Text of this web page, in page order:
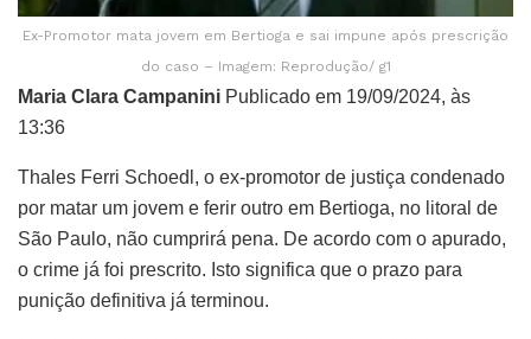
Ex-Promotor mata jovem em Bertioga e sai impune após prescrição
do caso – Imagem: Reprodução/ g1
Maria Clara Campanini Publicado em 19/09/2024, às
13:36
Thales Ferri Schoedl, o ex-promotor de justiça condenado
por matar um jovem e ferir outro em Bertioga, no litoral de
São Paulo, não cumprirá pena. De acordo com o apurado,
o crime já foi prescrito. Isto significa que o prazo para
punição definitiva já terminou.